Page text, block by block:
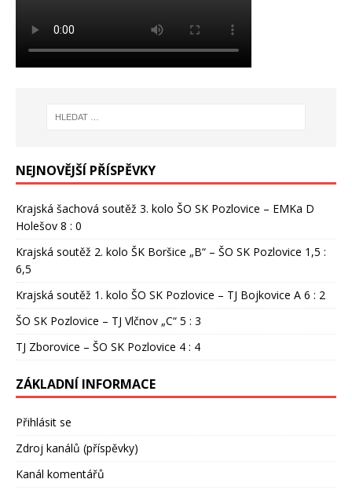
NEJNOVĚJŠÍ PŘÍSPĚVKY
Krajská šachová soutěž 3. kolo ŠO SK Pozlovice – EMKa D
Holešov 8 : 0
Krajská soutěž 2. kolo ŠK Boršice „B“ – ŠO SK Pozlovice 1,5 :
6,5
Krajská soutěž 1. kolo ŠO SK Pozlovice – TJ Bojkovice A 6 : 2
ŠO SK Pozlovice – TJ Vlčnov „C“ 5 : 3
TJ Zborovice – ŠO SK Pozlovice 4 : 4
ZÁKLADNÍ INFORMACE
Přihlásit se
Zdroj kanálů (příspěvky)
Kanál komentářů